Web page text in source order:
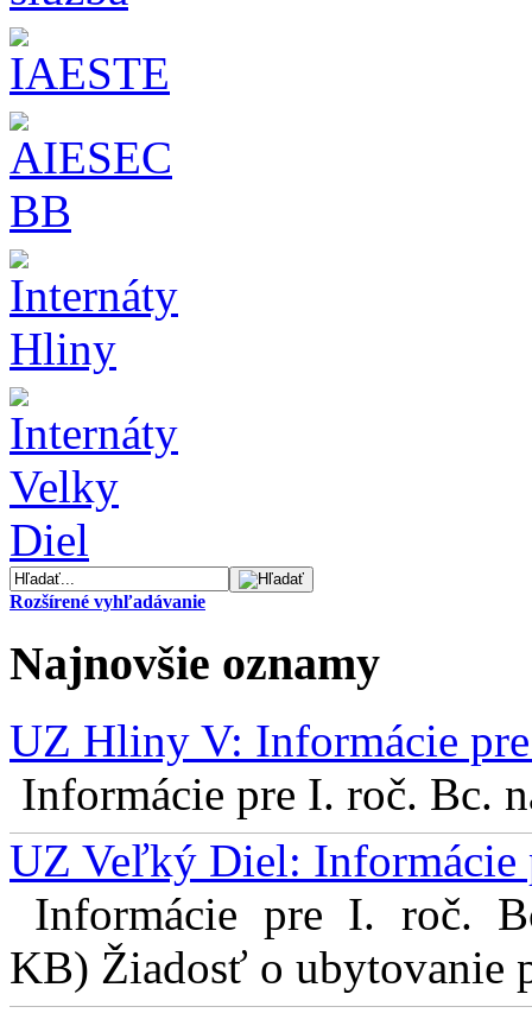
Rozšírené vyhľadávanie
Najnovšie oznamy
UZ Hliny V: Informácie
Informácie pre I. roč. Bc.
UZ Veľký Diel: Informácie
Informácie pre I. roč.
KB) Žiadosť o ubytovanie